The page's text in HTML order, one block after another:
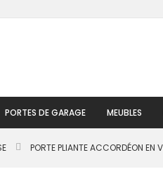
PORTES DE GARAGE MEUBLES
PORTE PLIANTE ACCORDÉON EN